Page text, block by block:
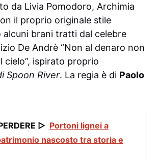
da Livia Pomodoro, Archimia
il proprio originale stile
brani tratti dal celebre
De Andrè “Non al denaro non
cielo”, ispirato proprio
Spoon River. La regia è di Paolo
▷ Portoni lignei a
nascosto tra storia e